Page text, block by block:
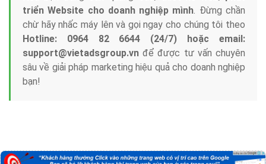
triển Website cho doanh nghiệp mình. Đừng chần
chừ hãy nhấc máy lên và gọi ngay cho chúng tôi theo
Hotline: 0964 82 6644 (24/7) hoặc email:
support@vietadsgroup.vn để được tư vấn chuyên
sâu về giải pháp marketing hiệu quả cho doanh nghiệp
bạn!